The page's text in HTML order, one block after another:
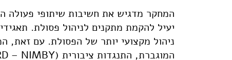
המחקר מדגיש את חשיבות שיתופי פעולה
יעיל להקמת מתקנים לניהול פסולת.
ניהול מקצועי יותר של הפסולת. עם זאת,